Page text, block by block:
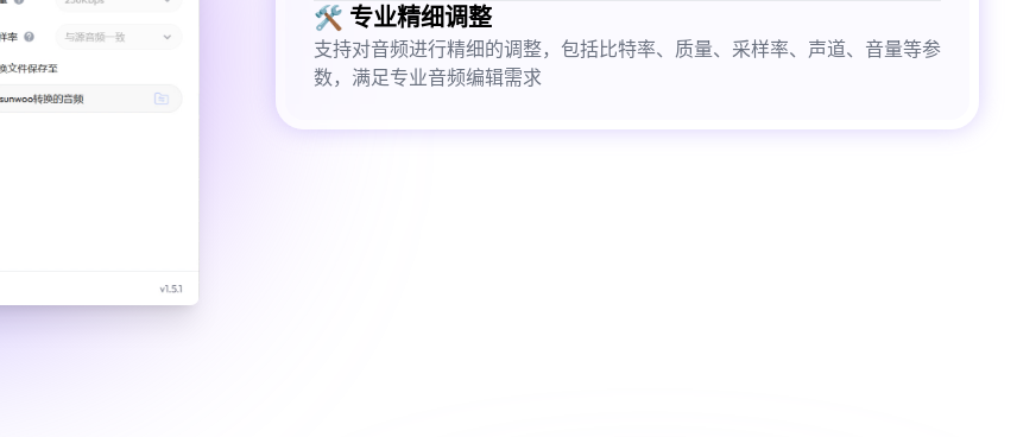
🛠️ 专业精细调整
支持对音频进行精细的调整，包括比特率、质量、采样率、声道、音量等参
数，满足专业音频编辑需求